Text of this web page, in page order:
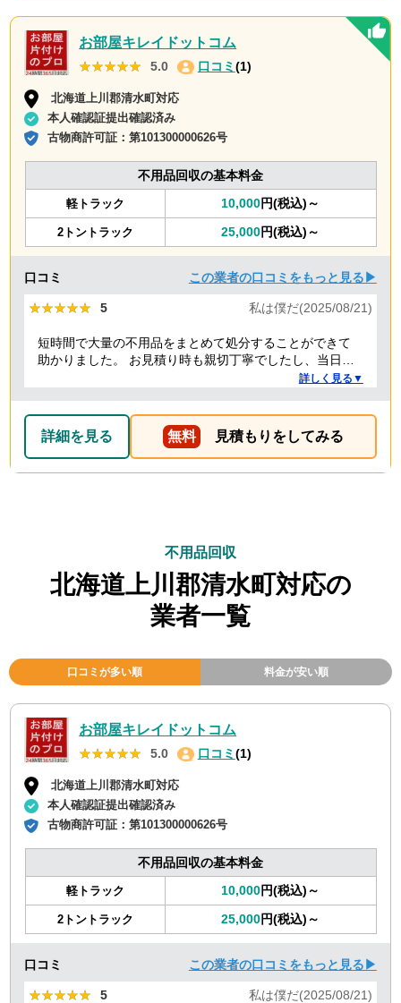
お部屋キレイドットコム
★★★★★
★★★★★ 5.0 口コミ (1)
北海道上川郡清水町対応
本人確認証提出確認済み
古物商許可証：第101300000626号
不用品回収の基本料金
軽トラック 10,000円(税込)～
2トントラック 25,000円(税込)～
口コミ この業者の口コミをもっと見る▶
★★★★★
★★★★★ 5 私は僕だ(2025/08/21)
短時間で大量の不用品をまとめて処分することができて
助かりました。 お見積り時も親切丁寧でしたし、当日作
業を担当してくれた方たちも礼儀正しく気持ちよく対応
詳しく見る▼
詳細を見る 無料 見積もりをしてみる
不用品回収
北海道上川郡清水町対応の
業者一覧
口コミが多い順 料金が安い順
お部屋キレイドットコム
★★★★★
★★★★★ 5.0 口コミ (1)
北海道上川郡清水町対応
本人確認証提出確認済み
古物商許可証：第101300000626号
不用品回収の基本料金
軽トラック 10,000円(税込)～
2トントラック 25,000円(税込)～
口コミ この業者の口コミをもっと見る▶
★★★★★
★★★★★ 5 私は僕だ(2025/08/21)